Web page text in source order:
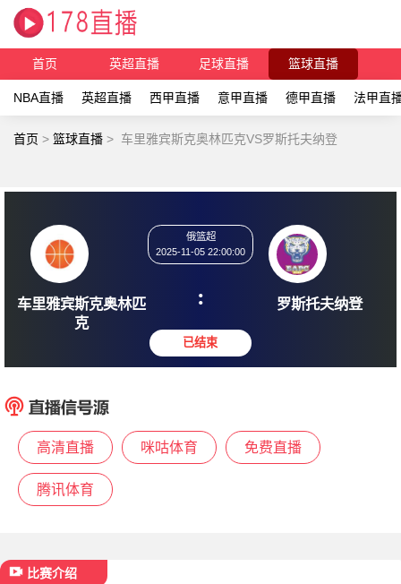
首页 英超直播 足球直播 篮球直播
NBA直播 英超直播 西甲直播 意甲直播 德甲直播 法甲直
首页 > 篮球直播 > 车里雅宾斯克奥林匹克VS罗斯托夫纳登
车里雅宾斯克奥林匹
2025-11-05 22:00:00
: 罗斯托
高清直播 咪咕体育 免费直播
腾讯体育
比赛介绍